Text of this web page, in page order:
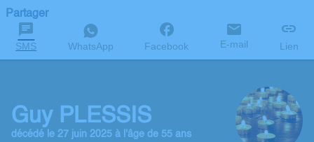
Partager
SMS WhatsApp Facebook E-mail Lien
Guy PLESSIS
décédé le 27 juin 2025 à l'âge de 55 ans